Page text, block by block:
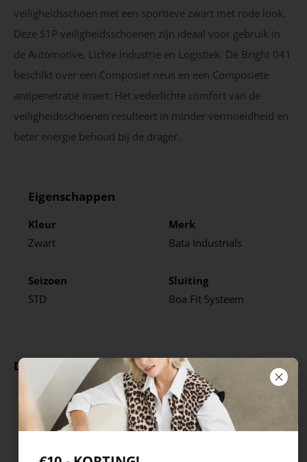
veiligheidsschoen met een sportieve zwart met rode look.
Deze S1P veiligheidsschoenen zijn ideaal voor gebruik in
de Automotive, Lichte industrie en Logistiek. De Bright 041
beschikt over een Composiet neus en een Composiete
antipenetratie insert. Het vederlichte comfort van de
veiligheidsschoenen resulteert in minder vermoeidheid en
beter energie behoud bij de drager.
Eigenschappen
Kleur
Zwart
Merk
Bata Industrials
Seizoen
STD
Sluiting
Boa Fit Systeem
Deze producten ga je leuk vinden